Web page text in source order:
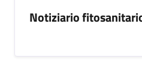
Notiziario